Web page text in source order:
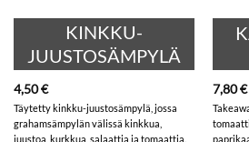
KINKKU-
JUUSTOSÄMPYLÄ
4,50€
Täytetty kinkku-juustosämpylä, jossa
grahamsämpylän välissä kinkkua,
juustoa, kurkkua, salaattia ja tomaattia.
7,80€